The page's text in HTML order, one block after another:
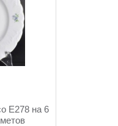
E278 на 6